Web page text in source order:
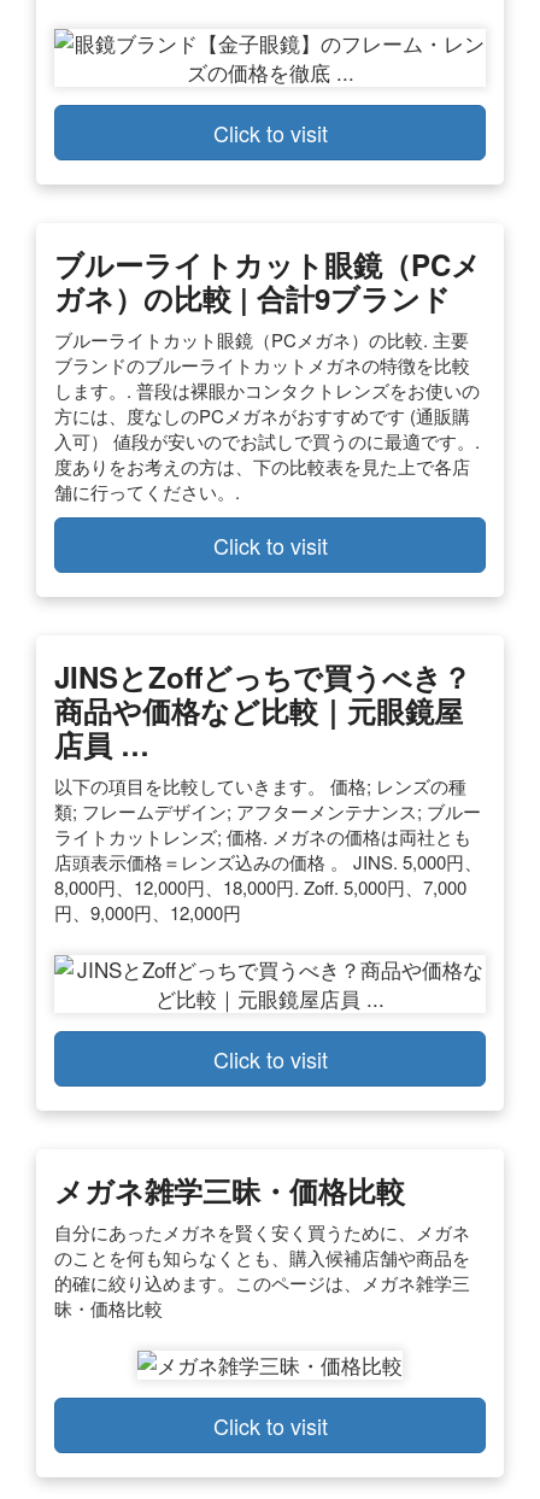
Click to visit
ブルーライトカット眼鏡（PCメ
ガネ）の比較 | 合計9ブランド
ブルーライトカット眼鏡（PCメガネ）の比較. 主要
ブランドのブルーライトカットメガネの特徴を比較
します。. 普段は裸眼かコンタクトレンズをお使いの
方には、度なしのPCメガネがおすすめです (通販購
入可） 値段が安いのでお試しで買うのに最適です。.
度ありをお考えの方は、下の比較表を見た上で各店
舗に行ってください。.
Click to visit
JINSとZoffどっちで買うべき？
商品や価格など比較｜元眼鏡屋
店員 …
以下の項目を比較していきます。 価格; レンズの種
類; フレームデザイン; アフターメンテナンス; ブルー
ライトカットレンズ; 価格. メガネの価格は両社とも
店頭表示価格＝レンズ込みの価格 。 JINS. 5,000円、
8,000円、12,000円、18,000円. Zoff. 5,000円、7,000
円、9,000円、12,000円
Click to visit
メガネ雑学三昧・価格比較
自分にあったメガネを賢く安く買うために、メガネ
のことを何も知らなくとも、購入候補店舗や商品を
的確に絞り込めます。このページは、メガネ雑学三
昧・価格比較
Click to visit